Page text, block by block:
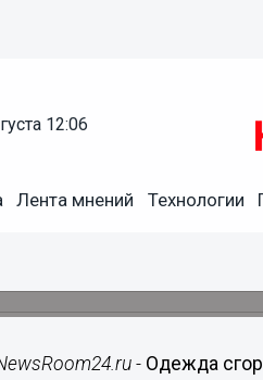
12:06
Лента мнений Технологии
пьяном
- Одежда